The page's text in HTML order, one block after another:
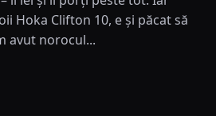
Hoka Clifton 10, e și păcat să
avut norocul...